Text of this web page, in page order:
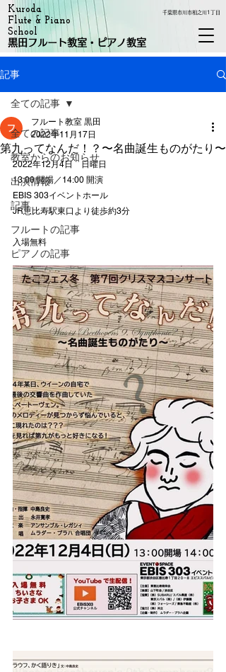
千葉県市川市相之川1丁目
Kuroda
Flute & Piano
School
黒田フルート教室・ピアノ教室
記事
全ての記事
教室からのお知らせ
出演情報
記事
フルートの記事
ピアノの記事
全ての記事
第九ってなんだ！？〜名曲誕生ものがたり〜
フルート教室 黒田
2022年11月17日
2022年12月4日　日曜日
13:00 開場／14:00 開演
EBIS 303イベントホール
JR恵比寿駅東口より徒歩約3分
入場無料